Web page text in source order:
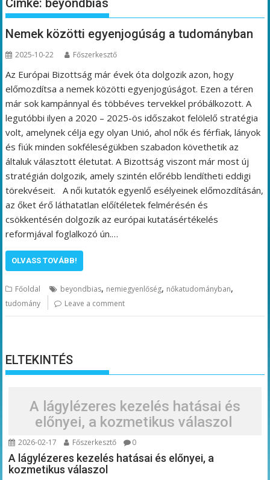
Címke: beyondbias
Nemek közötti egyenjogúság a tudományban
2025-10-22 Főszerkesztő
Az Európai Bizottság már évek óta dolgozik azon, hogy
előmozdítsa a nemek közötti egyenjogúságot. Ezen a téren
már sok kampánnyal és többéves tervekkel próbálkozott. A
legutóbbi ilyen a 2020 – 2025-ös időszakot felölelő stratégia
volt, amelynek célja egy olyan Unió, ahol nők és férfiak, lányok
és fiúk minden sokféleségükben szabadon követhetik az
általuk választott életutat. A Bizottság viszont már most új
stratégián dolgozik, amely szintén előrébb lendítheti eddigi
törekvéseit. A női kutatók egyenlő esélyeinek előmozdításán,
az őket érő láthatatlan előítéletek felmérésén és
csökkentésén dolgozik az európai kutatásértékelés
reformjával foglalkozó ún.…
OLVASS TOVÁBB!
Főoldal beyondbias, nemiegyenlőség, nőkatudományban,
tudomány Leave a comment
ELTEKINTÉS
A lágylézeres kezelés hatásai és
előnyei, a kozmetikus válaszol
2026-02-17 Főszerkesztő 0
A lágylézeres kezelés hatásai és előnyei, a
kozmetikus válaszol